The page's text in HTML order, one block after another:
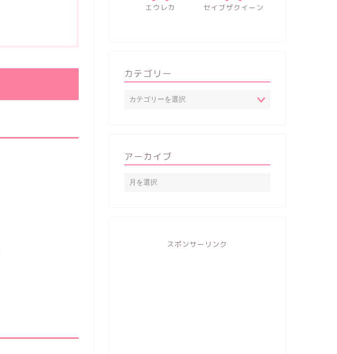
エウレカ セイブザクイーン
カテゴリー
アーカイブ
スポンサーリンク